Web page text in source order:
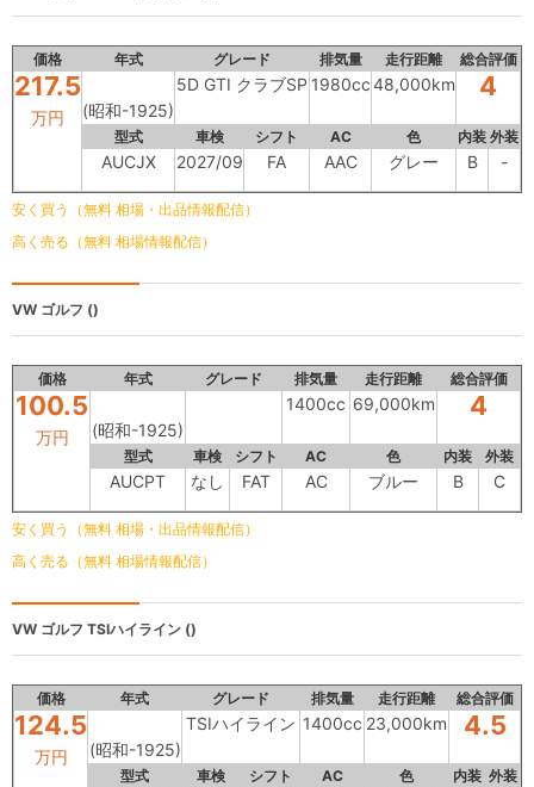
価格 年式 グレード 排気量 走行距離 総合評価
217.5
万円 (昭和-1925)
5D GTI クラブSP 1980cc48,000km 4
型式 車検 シフト AC 色 内装 外装
AUCJX 2027/09 FA AAC グレー B -
安く買う（無料 相場・出品情報配信）
高く売る（無料 相場情報配信）
VW ゴルフ ()
価格 年式 グレード 排気量 走行距離 総合評価
100.5
万円 (昭和-1925)
1400cc 69,000km 4
型式 車検 シフト AC 色 内装 外装
AUCPT なし FAT AC ブルー B C
安く買う（無料 相場・出品情報配信）
高く売る（無料 相場情報配信）
VW ゴルフ TSIハイライン ()
価格 年式 グレード 排気量 走行距離 総合評価
124.5
万円 (昭和-1925)
TSIハイライン 1400cc 23,000km 4.5
型式 車検 シフト AC 色 内装 外装